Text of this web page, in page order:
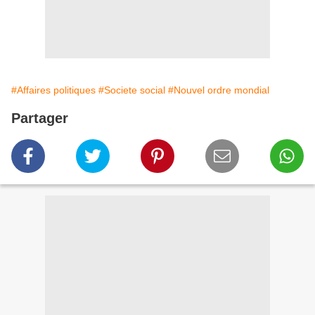
#Affaires politiques #Societe social #Nouvel ordre mondial
Partager